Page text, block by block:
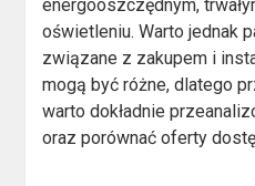
energooszczędnym,
oświetleniu. Warto jednak
związane z zakupem i
mogą być różne, dlatego
warto dokładnie
oraz porównać oferty